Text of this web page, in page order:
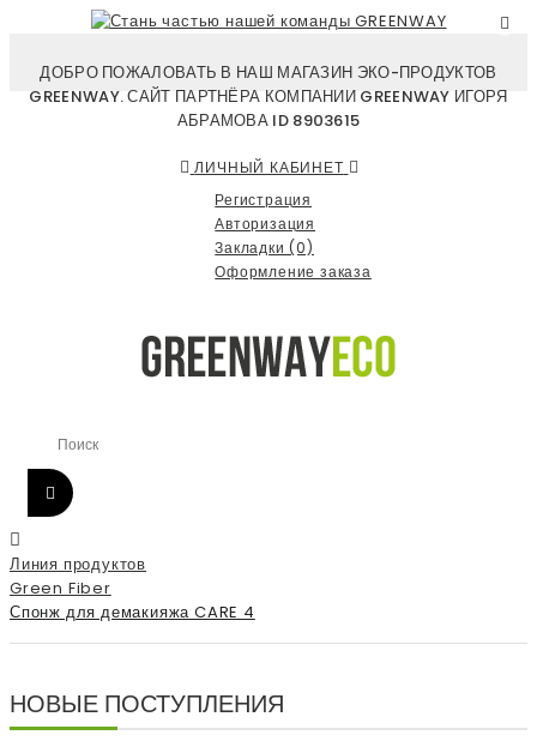
ДОБРО ПОЖАЛОВАТЬ В НАШ МАГАЗИН ЭКО-ПРОДУКТОВ
GREENWAY. САЙТ ПАРТНЁРА КОМПАНИИ GREENWAY ИГОРЯ
АБРАМОВА ID 8903615
ЛИЧНЫЙ КАБИНЕТ
Регистрация
Авторизация
Закладки (0)
Оформление заказа
Линия продуктов
Green Fiber
Спонж для демакияжа CARE 4
НОВЫЕ ПОСТУПЛЕНИЯ